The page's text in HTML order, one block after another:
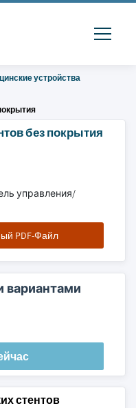
устройства
без покрытия
управления/
PDF-Файл
вариантами
стентов